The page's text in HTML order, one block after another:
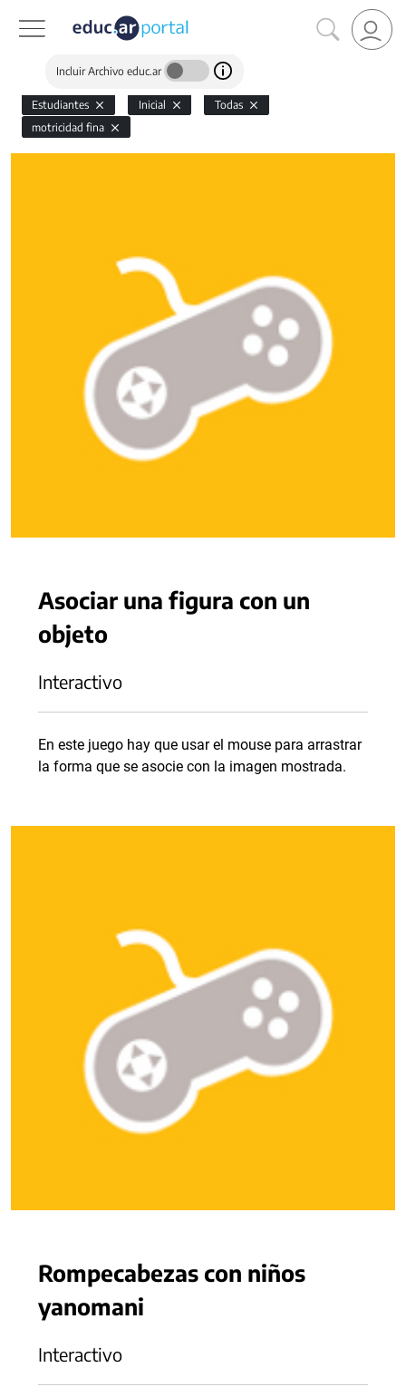
Incluir Archivo educ.ar
Estudiantes Inicial
Todas
motricidad fina
Asociar una figura con un
objeto
Interactivo
En este juego hay que usar el mouse para arrastrar
la forma que se asocie con la imagen mostrada.
Rompecabezas con niños
yanomani
Interactivo